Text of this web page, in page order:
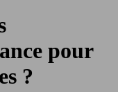
pour
?